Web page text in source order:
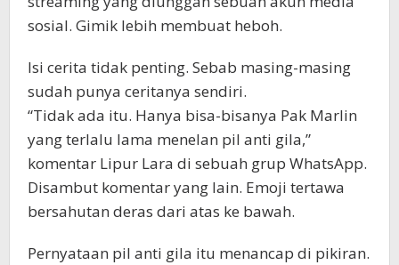
sosial. Gimik lebih membuat heboh.
Isi cerita tidak penting. Sebab masing-masing
sudah punya ceritanya sendiri.
“Tidak ada itu. Hanya bisa-bisanya Pak Marlin
yang terlalu lama menelan pil anti gila,”
komentar Lipur Lara di sebuah grup WhatsApp.
Disambut komentar yang lain. Emoji tertawa
bersahutan deras dari atas ke bawah.
Pernyataan pil anti gila itu menancap di pikiran.